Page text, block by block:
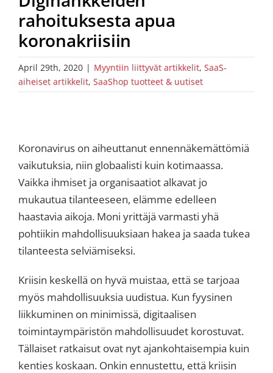
rahoituksesta apua
koronakriisiin
April 29th, 2020 | Myyntiin liittyvät artikkelit, SaaS-
aiheiset artikkelit, SaaShop tuotteet & uutiset
Koronavirus on aiheuttanut ennennäkemättömiä
vaikutuksia, niin globaalisti kuin kotimaassa.
Vaikka ihmiset ja organisaatiot alkavat jo
mukautua tilanteeseen, elämme edelleen
haastavia aikoja. Moni yrittäjä varmasti yhä
pohtiikin mahdollisuuksiaan hakea ja saada tukea
tilanteesta selviämiseksi.
Kriisin keskellä on hyvä muistaa, että se tarjoaa
myös mahdollisuuksia uudistua. Kun fyysinen
liikkuminen on minimissä, digitaalisen
toimintaympäristön mahdollisuudet korostuvat.
Tällaiset ratkaisut ovat nyt ajankohtaisempia kuin
kenties koskaan. Onkin ennustettu, että kriisin